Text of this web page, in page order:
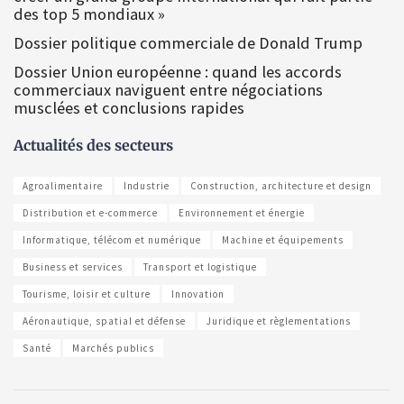
des top 5 mondiaux »
Dossier politique commerciale de Donald Trump
Dossier Union européenne : quand les accords
commerciaux naviguent entre négociations
musclées et conclusions rapides
Actualités des secteurs
Agroalimentaire Industrie Construction, architecture et design
Distribution et e-commerce Environnement et énergie
Informatique, télécom et numérique Machine et équipements
Business et services Transport et logistique
Tourisme, loisir et culture Innovation
Aéronautique, spatial et défense Juridique et règlementations
Santé Marchés publics